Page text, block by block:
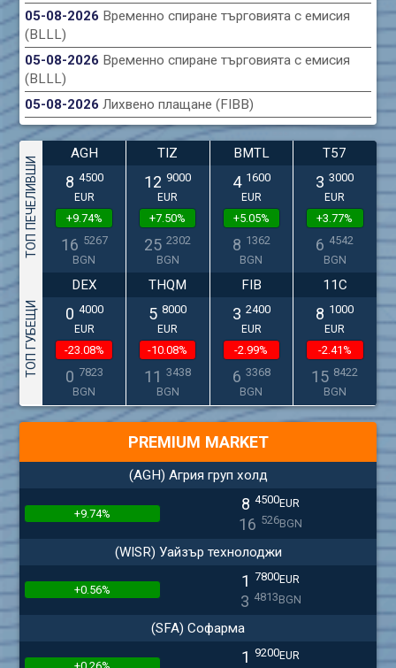
05-08-2026 Временно спиране търговията с емисия
(BLLL)
05-08-2026 Временно спиране търговията с емисия
(BLLL)
05-08-2026Лихвено плащане (FIBB)
ТОП ПЕЧЕЛИВШИ
AGH
8 4500
EUR
+9.74%
16 5267
BGN
TIZ
12 9000
EUR
+7.50%
25 2302
BGN
BMTL
4 1600
EUR
+5.05%
8 1362
BGN
T57
3 3000
EUR
+3.77%
6 4542
BGN
ТОП ГУБЕЩИ
DEX
0 4000
EUR
-23.08%
0 7823
BGN
THQM
5 8000
EUR
-10.08%
11 3438
BGN
FIB
3 2400
EUR
-2.99%
6 3368
BGN
11C
8 1000
EUR
-2.41%
15 8422
BGN
PREMIUM MARKET
(AGH) Агрия груп холд
+9.74% 8 4500EUR
16 526BGN
(WISR) Уайзър технолоджи
+0.56% 1 7800EUR
3 4813 BGN
(SFA) Софарма
1 9200EUR